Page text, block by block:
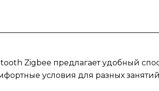
Zigbee предлагает удобный
условия для разных